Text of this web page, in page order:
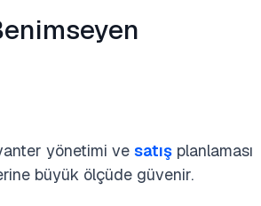
yönetimi ve satış planlaması
büyük ölçüde güvenir.